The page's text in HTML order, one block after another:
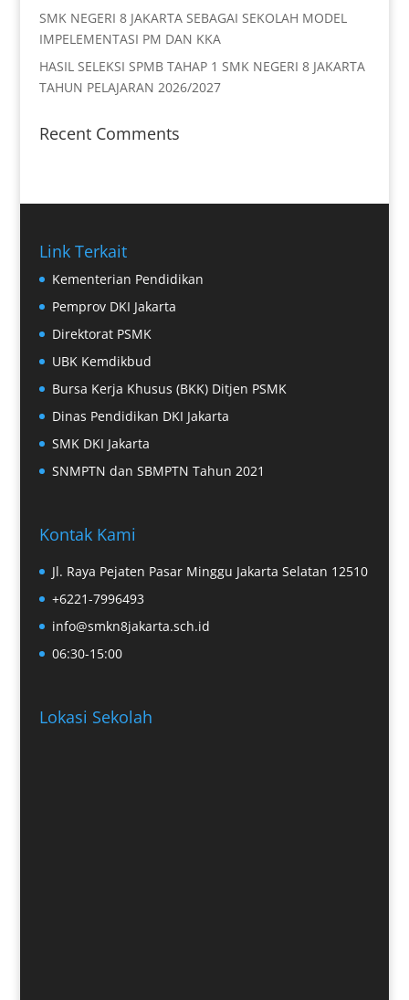
SMK NEGERI 8 JAKARTA SEBAGAI SEKOLAH MODEL
IMPELEMENTASI PM DAN KKA
HASIL SELEKSI SPMB TAHAP 1 SMK NEGERI 8 JAKARTA
TAHUN PELAJARAN 2026/2027
Recent Comments
Link Terkait
Kementerian Pendidikan
Pemprov DKI Jakarta
Direktorat PSMK
UBK Kemdikbud
Bursa Kerja Khusus (BKK) Ditjen PSMK
Dinas Pendidikan DKI Jakarta
SMK DKI Jakarta
SNMPTN dan SBMPTN Tahun 2021
Kontak Kami
Jl. Raya Pejaten Pasar Minggu Jakarta Selatan 12510
+6221-7996493
info@smkn8jakarta.sch.id
06:30-15:00
Lokasi Sekolah